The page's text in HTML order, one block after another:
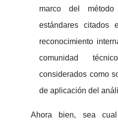
marco del
estándares citados
reconocimiento
comunidad
considerados como
de aplicación del
Ahora bien, sea